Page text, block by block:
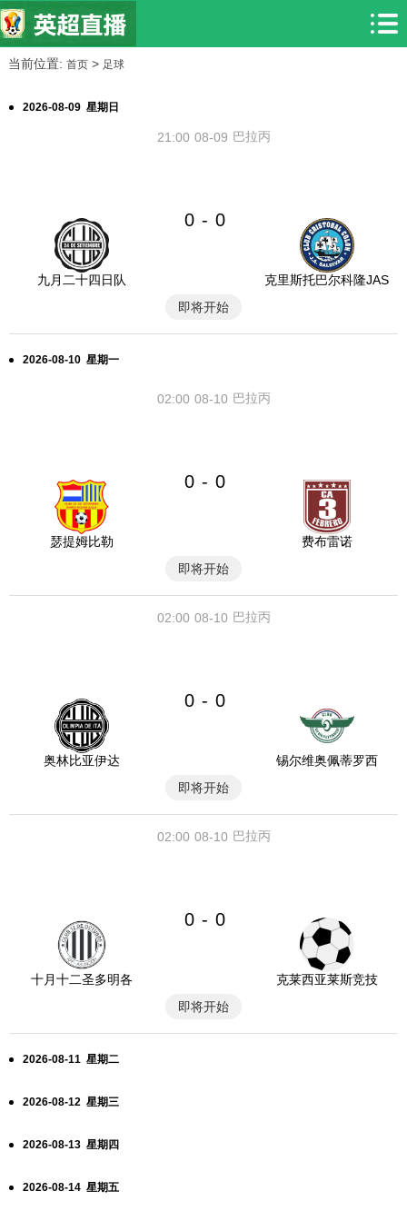
当前位置: 首页> 足球
2026-08-09 星期日
08-09
21:00 巴拉丙
九月二十四日队
0 - 0
克里斯托巴尔科隆JAS
即将开始
2026-08-10 星期一
08-10
02:00 巴拉丙
瑟提姆比勒
0 - 0
费布雷诺
即将开始
08-10
02:00 巴拉丙
奥林比亚伊达
0 - 0
锡尔维奥佩蒂罗西
即将开始
08-10
02:00 巴拉丙
十月十二圣多明各
0 - 0
克莱西亚莱斯竞技
即将开始
2026-08-11 星期二
2026-08-12 星期三
2026-08-13 星期四
2026-08-14 星期五